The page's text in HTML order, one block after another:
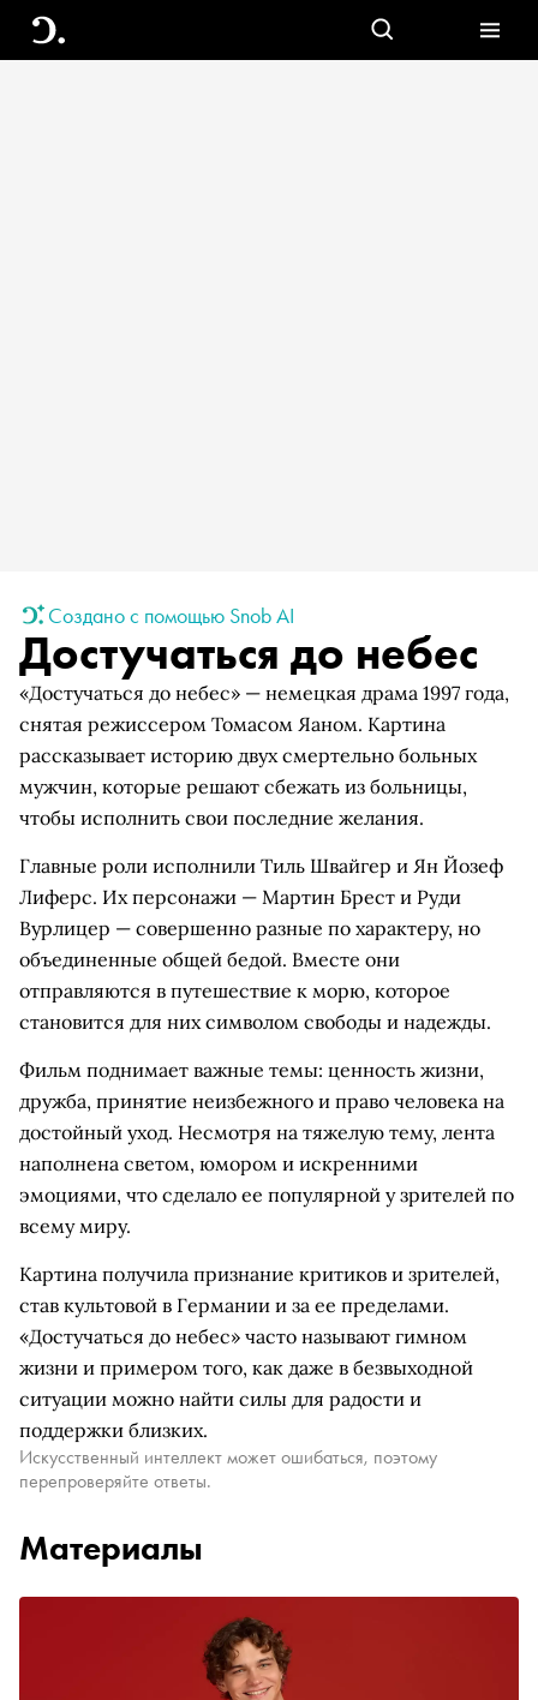
Создано с помощью Snob AI
Достучаться до небес
«Достучаться до небес» — немецкая драма 1997 года,
снятая режиссером Томасом Яаном. Картина
рассказывает историю двух смертельно больных
мужчин, которые решают сбежать из больницы,
чтобы исполнить свои последние желания.
Главные роли исполнили Тиль Швайгер и Ян Йозеф
Лиферс. Их персонажи — Мартин Брест и Руди
Вурлицер — совершенно разные по характеру, но
объединенные общей бедой. Вместе они
отправляются в путешествие к морю, которое
становится для них символом свободы и надежды.
Фильм поднимает важные темы: ценность жизни,
дружба, принятие неизбежного и право человека на
достойный уход. Несмотря на тяжелую тему, лента
наполнена светом, юмором и искренними
эмоциями, что сделало ее популярной у зрителей по
всему миру.
Картина получила признание критиков и зрителей,
став культовой в Германии и за ее пределами.
«Достучаться до небес» часто называют гимном
жизни и примером того, как даже в безвыходной
ситуации можно найти силы для радости и
поддержки близких.
Искусственный интеллект может ошибаться, поэтому
перепроверяйте ответы.
Материалы